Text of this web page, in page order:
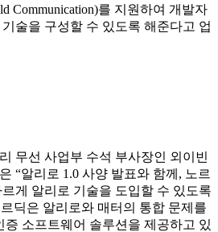
Communication)를 지원하여 개발자
술을 구성할 수 있도록 해준다고 업
무선 사업부 수석 부사장인 외이빈
“알리로 1.0 사양 발표와 함께, 노르
게 알리로 기술을 도입할 수 있도록
딕은 알리로와 매터의 통합 문제를
소프트웨어 솔루션을 제공하고 있